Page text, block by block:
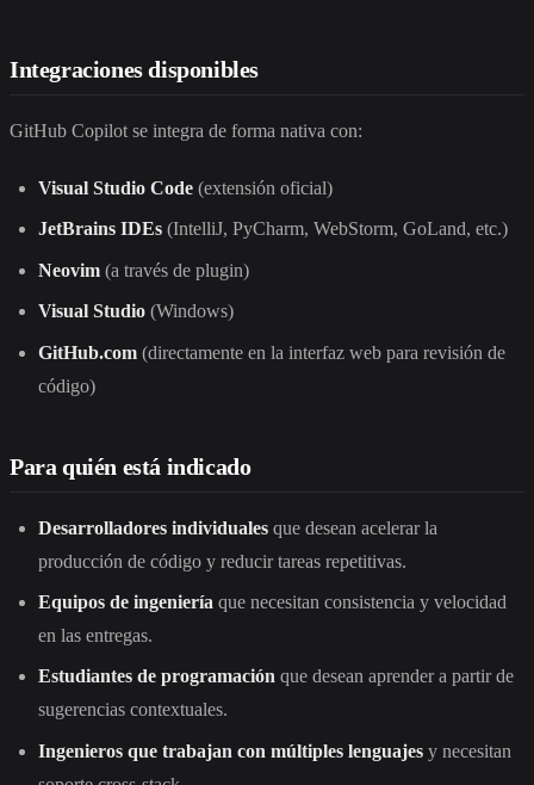
Integraciones disponibles
GitHub Copilot se integra de forma nativa con:
Visual Studio Code (extensión oficial)
JetBrains IDEs (IntelliJ, PyCharm, WebStorm, GoLand, etc.)
Neovim (a través de plugin)
Visual Studio (Windows)
GitHub.com (directamente en la interfaz web para revisión de
código)
Para quién está indicado
Desarrolladores individuales que desean acelerar la
producción de código y reducir tareas repetitivas.
Equipos de ingeniería que necesitan consistencia y velocidad
en las entregas.
Estudiantes de programación que desean aprender a partir de
sugerencias contextuales.
Ingenieros que trabajan con múltiples lenguajes y necesitan